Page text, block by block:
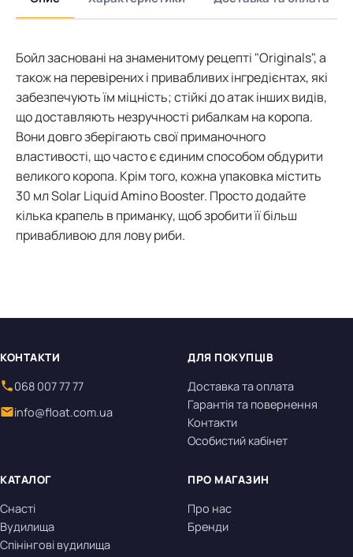
Бойл засновані на знаменитому рецепті "Originals", а
також на перевірених і привабливих інгредієнтах, які
забезпечують їм міцність; стійкі до атак інших видів,
що доставляють незручності рибалкам на коропа.
Вони довго зберігають свої приманочного
властивості, що часто є єдиним способом обдурити
великого коропа. Крім того, кожна упаковка містить
30 мл Solar Liquid Amino Booster. Просто додайте
кілька крапель в приманку, щоб зробити її більш
привабливою для лову риби.
КОНТАКТИ
068 007 77 77
info@float.com.ua
ДЛЯ ПОКУПЦІВ
Доставка та оплата
Гарантія та повернення
Контакти
Особистий кабінет
КАТАЛОГ
Снасті
Вудилища
Спінінгові вудилища
ПРО МАГАЗИН
Про нас
Бренди